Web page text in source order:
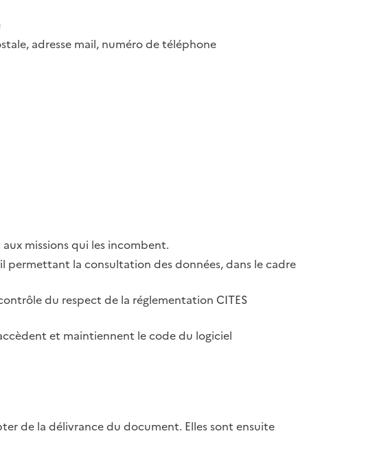
adresse mail, numéro de téléphone
missions qui les incombent.
permettant la consultation des données, dans le cadre
du respect de la réglementation CITES
et maintiennent le code du logiciel
de la délivrance du document. Elles sont ensuite